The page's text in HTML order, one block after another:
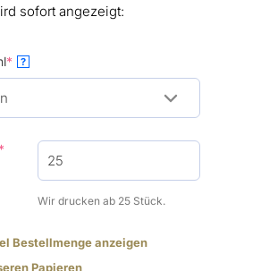
sofort angezeigt:
*(required)
?
(required)
Wir drucken ab 25 Stück.
Bestellmenge anzeigen
Papieren